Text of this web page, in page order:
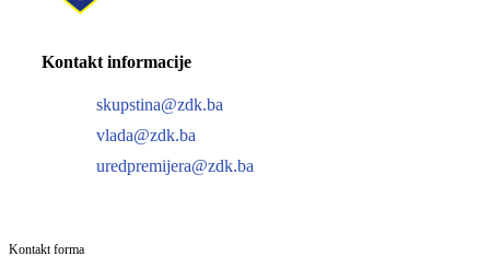
Kontakt informacije
skupstina@zdk.ba
vlada@zdk.ba
uredpremijera@zdk.ba
Kontakt forma